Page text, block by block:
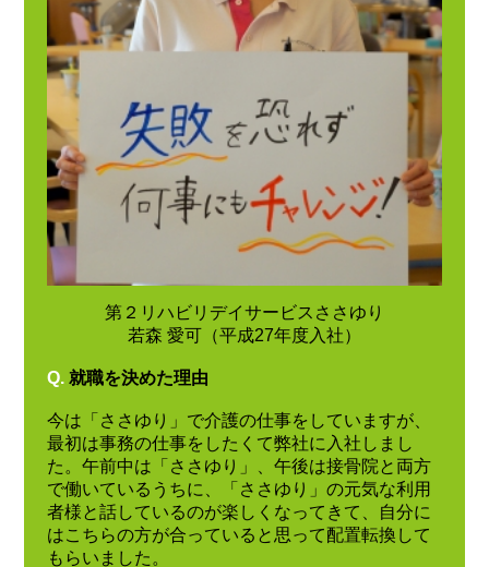
第２リハビリデイサービスささゆり
若森 愛可（平成27年度入社）
Q. 就職を決めた理由
今は「ささゆり」で介護の仕事をしていますが、
最初は事務の仕事をしたくて弊社に入社しまし
た。午前中は「ささゆり」、午後は接骨院と両方
で働いているうちに、「ささゆり」の元気な利用
者様と話しているのが楽しくなってきて、自分に
はこちらの方が合っていると思って配置転換して
もらいました。